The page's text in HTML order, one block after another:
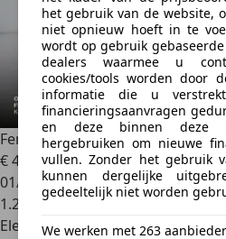
Ferrari SF90 Stradale- Kroymans
€ 449.500
01/2023
1.200 km
Elektro/Benzine
het gebruik van de website,
niet opnieuw hoeft in te
wordt op gebruik
dealers waarmee u
cookies/tools worden door
informatie die u
financieringsaanvragen
en deze binnen deze
hergebruiken om nieuwe
vullen. Zonder het gebruik
kunnen dergelijke
gedeeltelijk niet worden
We werken met 263